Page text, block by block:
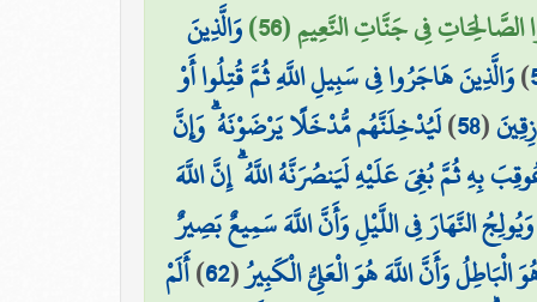
فِي جَنَّاتِ النَّعِيمِ (56)
وَالَّذِينَ
)وَالَّذِينَ هَاجَرُوا فِي سَبِيلِ اللَّهِ ثُمَّ قُتِلُوا أَوْ
(
58
)لَيُدْخِلَنَّهُم مُّدْخَلًا يَرْضَوْنَهُ ۗ وَإِنَّ
بِهِ ثُمَّ بُغِيَ عَلَيْهِ لَيَنصُرَنَّهُ اللَّهُ ۗ إِنَّ اللَّهَ
النَّهَارَ فِي اللَّيْلِ وَأَنَّ اللَّهَ سَمِيعٌ بَصِيرٌ
وَأَنَّ اللَّهَ هُوَ الْعَلِيُّ الْكَبِيرُ(
62
)أَلَمْ